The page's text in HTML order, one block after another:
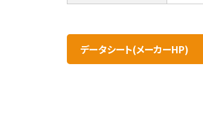
データシート(メーカーHP)